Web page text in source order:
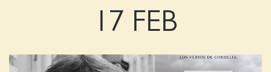
17 FEB